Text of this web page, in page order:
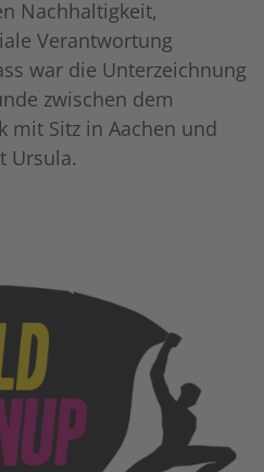
Nachhaltigkeit,
Verantwortung
war die Unterzeichnung
zwischen dem
mit Sitz in Aachen und
Ursula.